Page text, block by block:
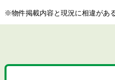
※物件掲載内容と現況に相違があ